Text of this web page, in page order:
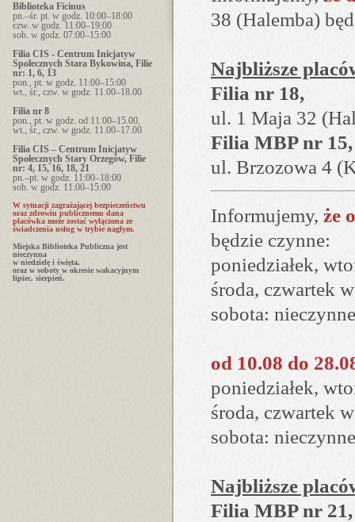
Biblioteka Ficinus
pn.–śr. pt. w godz. 10:00–18:00
czw. w godz. 11:00–19:00
sob. w godz. 07:00–15:00
Filia CIS - Centrum Inicjatyw
Społecznych Stara Bykowina, Filie
nr: 1, 6, 13
pon., pt. w godz. 11:00–15:00
wt., śr., czw. w godz. 11.00–18.00
Filia nr 8
pon., pt. w godz. od 11.00–15.00,
wt., śr., czw. w godz. 11.00–17.00
Filia CIS – Centrum Inicjatyw
Społecznych Stary Orzegów, Filie
nr: 4, 15, 16, 18, 21
pn.–pt. w godz. 11:00–18:00
sob. w godz. 11:00–15:00
W sytuacji zagrażającej bezpieczeństwu
oraz zdrowiu publicznemu dana
placówka może zostać wyłączona ze
świadczenia usług w trybie nagłym.
Miejska Biblioteka Publiczna jest
nieczynna
w niedzielę i święta,
oraz w soboty w okresie wakacyjnym
lipiec, sierpień.
38 (Halemba)
Najbliższe
Filia nr 18,
ul. 1 Maja 32
Filia MBP nr 15,
ul. Brzozowa 4
Informujemy, że
będzie czynne:
poniedziałek,
środa, czwartek
sobota: nieczynne
od 10.08 do
poniedziałek,
środa, czwartek
sobota: nieczynne
Najbliższe
Filia MBP nr 21,